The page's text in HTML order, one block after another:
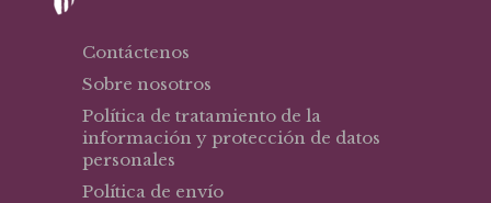
Contáctenos
Sobre nosotros
Política de tratamiento de la
información y protección de datos
personales
Política de envío